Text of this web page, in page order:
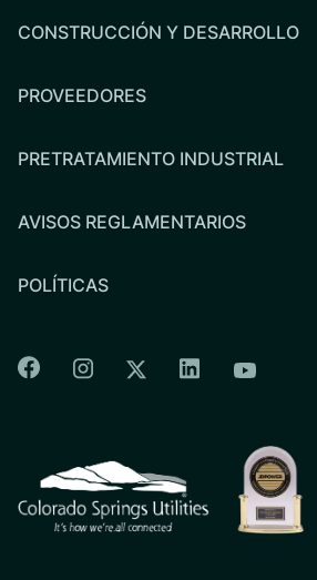
CONSTRUCCIÓN Y DESARROLLO
PROVEEDORES
PRETRATAMIENTO INDUSTRIAL
AVISOS REGLAMENTARIOS
POLÍTICAS
Colorado Springs Facebook
Colorado Springs
Colorado Springs
Colorado